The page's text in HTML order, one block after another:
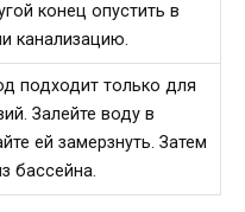
конец опустить в
канализацию.
подходит только для
Залейте воду в
ей замерзнуть. Затем
бассейна.